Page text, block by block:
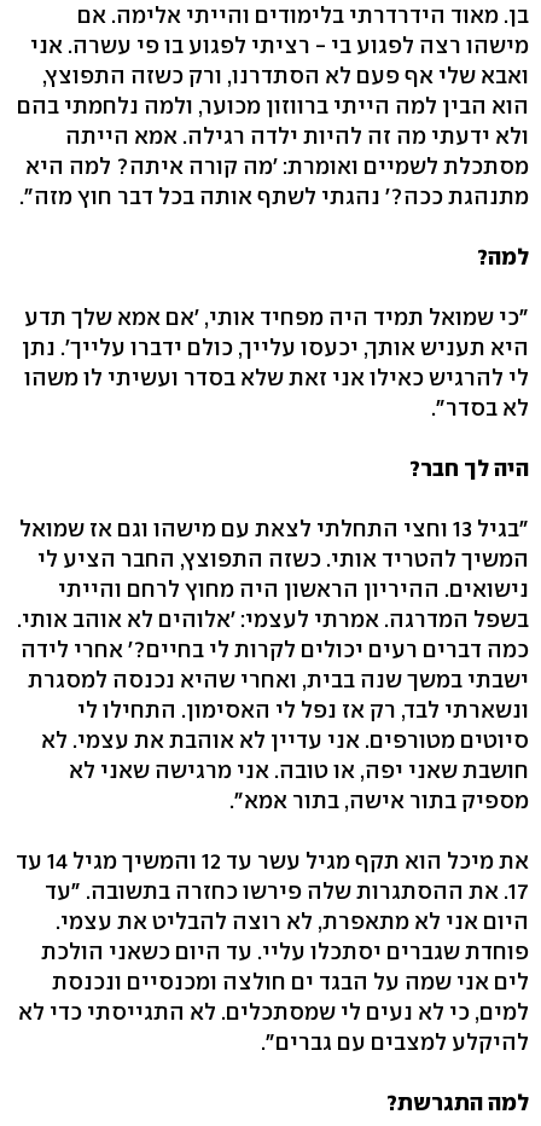
בן. מאוד הידרדרתי בלימודים והייתי אלימה. אם
מישהו רצה לפגוע בי - רציתי לפגוע בו פי עשרה. אני
ואבא שלי אף פעם לא הסתדרנו, ורק כשזה התפוצץ,
הוא הבין למה הייתי ברווזון מכוער, ולמה נלחמתי בהם
ולא ידעתי מה זה להיות ילדה רגילה. אמא הייתה
מסתכלת לשמיים ואומרת: 'מה קורה איתה? למה היא
מתנהגת ככה?' נהגתי לשתף אותה בכל דבר חוץ מזה".
למה?
"כי שמואל תמיד היה מפחיד אותי, 'אם אמא שלך תדע
היא תעניש אותך, יכעסו עלייך, כולם ידברו עלייך'. נתן
לי להרגיש כאילו אני זאת שלא בסדר ועשיתי לו משהו
לא בסדר".
היה לך חבר?
"בגיל 13 וחצי התחלתי לצאת עם מישהו וגם אז שמואל
המשיך להטריד אותי. כשזה התפוצץ, החבר הציע לי
נישואים. ההיריון הראשון היה מחוץ לרחם והייתי
בשפל המדרגה. אמרתי לעצמי: 'אלוהים לא אוהב אותי.
כמה דברים רעים יכולים לקרות לי בחיים?' אחרי לידה
ישבתי במשך שנה בבית, ואחרי שהיא נכנסה למסגרת
ונשארתי לבד, רק אז נפל לי האסימון. התחילו לי
סיוטים מטורפים. אני עדיין לא אוהבת את עצמי. לא
חושבת שאני יפה, או טובה. אני מרגישה שאני לא
מספיק בתור אישה, בתור אמא".
את מיכל הוא תקף מגיל עשר עד 12 והמשיך מגיל 14 עד
17. את ההסתגרות שלה פירשו כחזרה בתשובה. "עד
היום אני לא מתאפרת, לא רוצה להבליט את עצמי.
פוחדת שגברים יסתכלו עליי. עד היום כשאני הולכת
לים אני שמה על הבגד ים חולצה ומכנסיים ונכנסת
למים, כי לא נעים לי שמסתכלים. לא התגייסתי כדי לא
להיקלע למצבים עם גברים".
למה התגרשת?